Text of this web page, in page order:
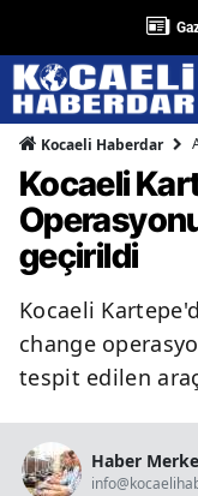
Kocaeli Haberdar
Kocaeli
geçirildi
Kocaeli
change
tespit edilen
Haber